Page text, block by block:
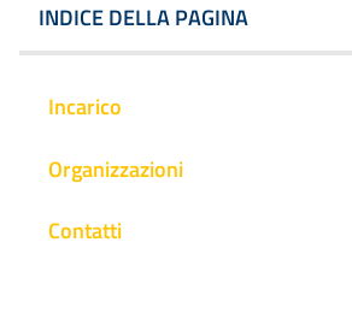
INDICE DELLA PAGINA
Incarico
Organizzazioni
Contatti